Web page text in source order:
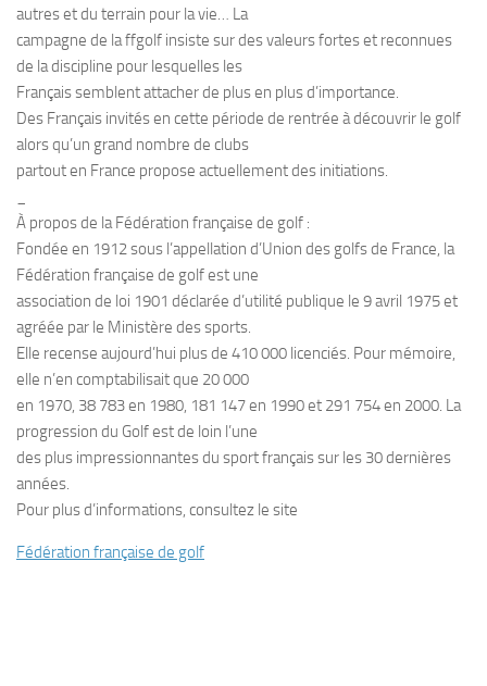
autres et du terrain pour la vie… La
campagne de la ffgolf insiste sur des valeurs fortes et reconnues
de la discipline pour lesquelles les
Français semblent attacher de plus en plus d’importance.
Des Français invités en cette période de rentrée à découvrir le golf
alors qu’un grand nombre de clubs
partout en France propose actuellement des initiations.
À propos de la Fédération française de golf :
Fondée en 1912 sous l’appellation d’Union des golfs de France, la
Fédération française de golf est une
association de loi 1901 déclarée d’utilité publique le 9 avril 1975 et
agréée par le Ministère des sports.
Elle recense aujourd’hui plus de 410 000 licenciés. Pour mémoire,
elle n’en comptabilisait que 20 000
en 1970, 38 783 en 1980, 181 147 en 1990 et 291 754 en 2000. La
progression du Golf est de loin l’une
des plus impressionnantes du sport français sur les 30 dernières
années.
Pour plus d’informations, consultez le site
Fédération française de golf